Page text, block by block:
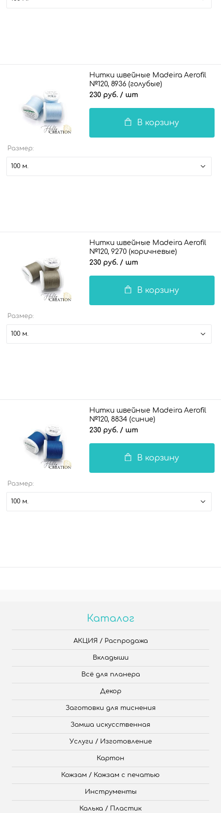
Нитки швейные Madeira Aerofil
№120, 8936 (голубые)
230 руб. / шт
В корзину
Размер:
100 м.
Нитки швейные Madeira Aerofil
№120, 9270 (коричневые)
230 руб. / шт
В корзину
Размер:
100 м.
Нитки швейные Madeira Aerofil
№120, 8834 (синие)
230 руб. / шт
В корзину
Размер:
100 м.
Каталог
АКЦИЯ / Распродажа
Вкладыши
Всё для планера
Декор
Заготовки для тиснения
Замша искусственная
Услуги / Изготовление
Картон
Кожзам / Кожзам с печатью
Инструменты
Калька / Пластик